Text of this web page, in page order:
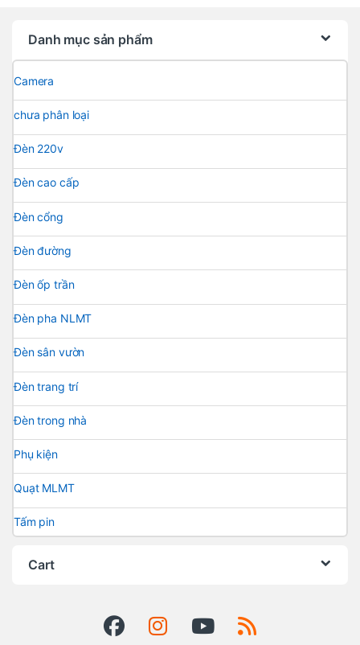
Danh mục sản phẩm
Camera
chưa phân loại
Đèn 220v
Đèn cao cấp
Đèn cổng
Đèn đường
Đèn ốp trần
Đèn pha NLMT
Đèn sân vườn
Đèn trang trí
Đèn trong nhà
Phụ kiện
Quạt MLMT
Tấm pin
Cart